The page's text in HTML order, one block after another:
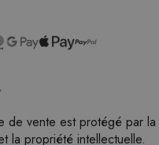
de vente est protégé par la
la propriété intellectuelle.